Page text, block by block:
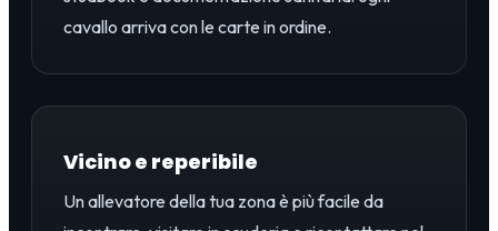
cavallo arriva con le carte in ordine.
Vicino e reperibile
Un allevatore della tua zona è più facile da